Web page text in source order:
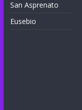
San Asprenato
Eusebio